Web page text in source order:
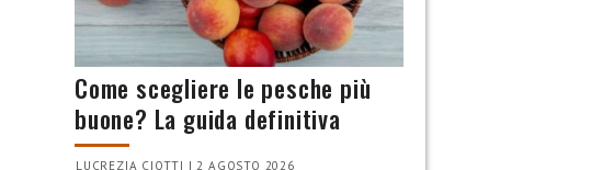
Come scegliere le pesche più
buone? La guida definitiva
LUCREZIA CIOTTI | 2 AGOSTO 2026